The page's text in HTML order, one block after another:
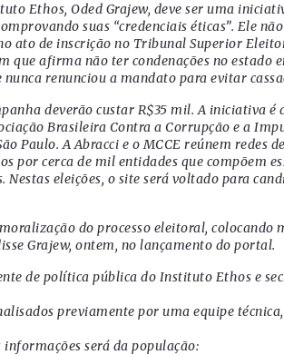
Ethos, Oded Grajew, deve ser uma
suas “credenciais éticas”. Ele
ato de inscrição no Tribunal Superior
que afirma não ter condenações no estado
renunciou a mandato para evitar
deverão custar R$35 mil. A iniciativa é
Brasileira Contra a Corrupção e a
Paulo. A Abracci e o MCCE reúnem redes
por cerca de mil entidades que compõem
eleições, o site será voltado para
do processo eleitoral, colocando
Grajew, ontem, no lançamento do portal.
de política pública do Instituto Ethos e
previamente por uma equipe
será da população: